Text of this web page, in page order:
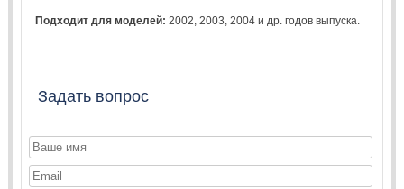
Подходит для моделей: 2002 ,2003 ,2004 и др. годов выпуска.
Задать вопрос